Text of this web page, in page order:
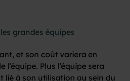
grandes équipes
et son coût variera en
Plus l’équipe sera
lié à son utilisation au sein du